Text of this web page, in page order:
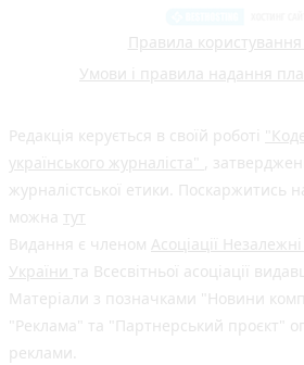
Правила
Умови і правила надання
Редакція керується в своїй роботі
українського журналіста" ,
журналістської етики. Поскаржитись на
можна тут
Видання є членом Асоціації
України та Всесвітньої асоціації
Матеріали з позначками "Новини
"Реклама" та "Партнерський проєкт"
реклами.